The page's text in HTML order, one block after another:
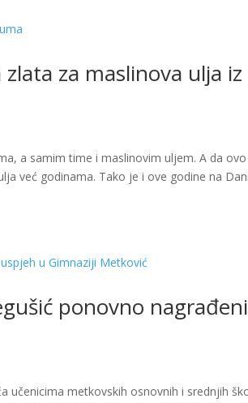
za maslinova ulja iz
a samim time i maslinovim uljem. A da
već godinama. Tako je i ove godine na
ponovno nagrađeni
učenicima metkovskih osnovnih i srednjih